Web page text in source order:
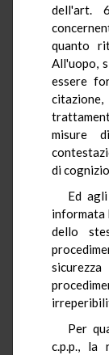
dell'art.
quanto
All'uopo,
essere
misure
di
Ed
informata
dello
Per
c.p.p., la